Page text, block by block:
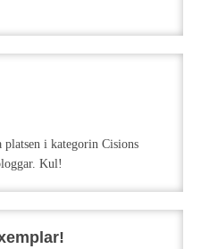
i kategorin Cisions
Kul!